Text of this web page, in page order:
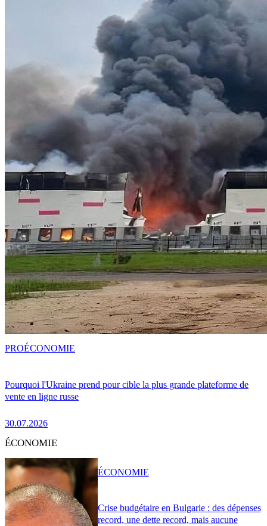
Pourquoi l'Ukraine prend pour cible la plus grande plateforme de
vente en ligne russe
30.07.2026
PROÉCONOMIE
ÉCONOMIE
Crise budgétaire en Bulgarie : des dépenses
record, une dette record, mais aucune
ÉCONOMIE